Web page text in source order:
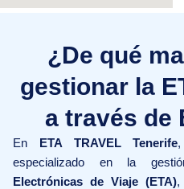
¿De qué
gestionar la
a través de
En ETA TRAVEL Tenerife
especializado en la
Electrónicas de Viaje (ETA),